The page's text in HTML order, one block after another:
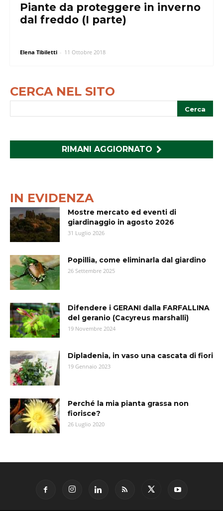
Piante da proteggere in inverno
dal freddo (I parte)
Elena Tibiletti - 11 Ottobre 2018
CERCA NEL SITO
RIMANI AGGIORNATO
IN EVIDENZA
Mostre mercato ed eventi di
giardinaggio in agosto 2026
31 Luglio 2026
Popillia, come eliminarla dal giardino
26 Settembre 2025
Difendere i GERANI dalla FARFALLINA
del geranio (Cacyreus marshalli)
19 Novembre 2024
Dipladenia, in vaso una cascata di fiori
19 Gennaio 2023
Perché la mia pianta grassa non
fiorisce?
26 Luglio 2020